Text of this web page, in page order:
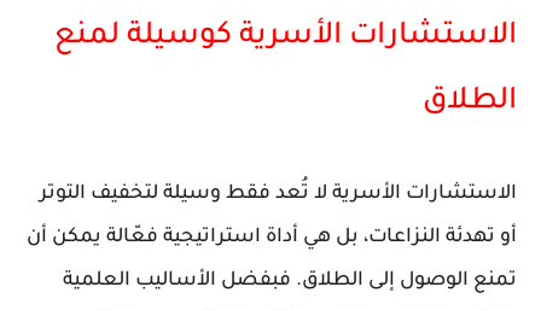
الاستشارات الأسرية كوسيلة لمنع
الطلاق
الاستشارات الأسرية لا تُعد فقط وسيلة لتخفيف التوتر
أو تهدئة النزاعات، بل هي أداة استراتيجية فعّالة يمكن أن
تمنع الوصول إلى الطلاق. فبفضل الأساليب العلمية